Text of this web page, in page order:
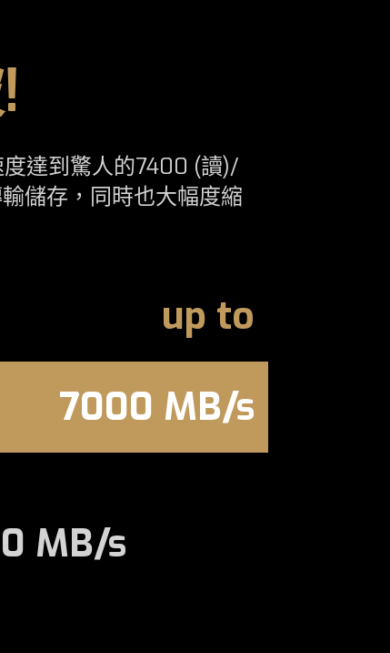
度達到驚人的7400 (讀)/
儲存，同時也大幅度縮
up to
7000 MB/s
MB/s